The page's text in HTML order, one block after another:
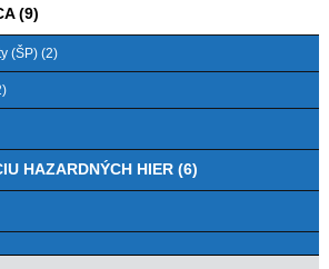
(9)
(ŠP) (2)
HAZARDNÝCH HIER (6)